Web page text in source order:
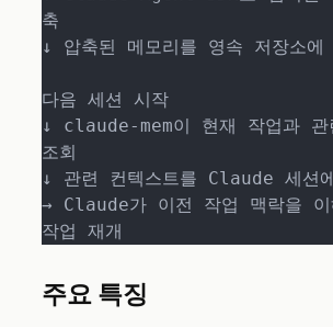
축
↓ 압축된 메모리를 영속 저장소에
다음 세션 시작
↓ claude-mem이 현재 작업과 관
조회
↓ 관련 컨텍스트를 Claude 세션
→ Claude가 이전 작업 맥락을 이
작업 재개
주요 특징